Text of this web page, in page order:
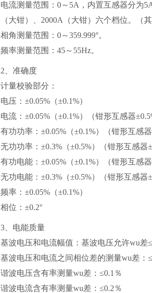
电流测量范围：0～5A，内置互感器分为
（大钳）、2000A（大钳）六个档位。（
相角测量范围：0～359.999°。
频率测量范围：45～55Hz。
2、准确度
计量校验部分：
电压：±0.05%（±0.1%）
电流：±0.05%（±0.1%）（钳形互感器
有功功率：±0.05%（±0.1%）（钳形互感器
无功功率：±0.3%（±0.5%）（钳形互感器
有功电能：±0.05%（±0.1%）（钳形互感器
无功电能：±0.3%（±0.5%）（钳形互感器
频率：±0.05%（±0.1%）
相位：±0.2°
3、电能质量
基波电压和电流幅值：基波电压允许wu差
基波电压和电流之间相位差的测量wu差：
谐波电压含有率测量wu差：≤0.1％
谐波电流含有率测量wu差：≤0.2％